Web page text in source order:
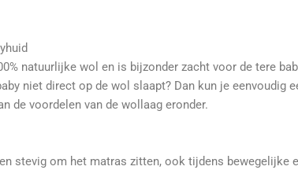
natuurlijke wol en is bijzonder zacht voor de tere
niet direct op de wol slaapt? Dan kun je eenvoudig
de voordelen van de wollaag eronder.
stevig om het matras zitten, ook tijdens